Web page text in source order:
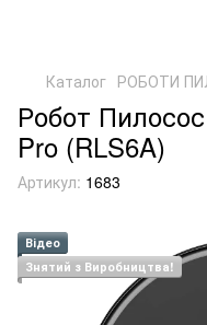
Каталог РОБОТИ
Робот
Pro (RLS6A)
Артикул: 1683
Відео
Знятий з Виробництва!